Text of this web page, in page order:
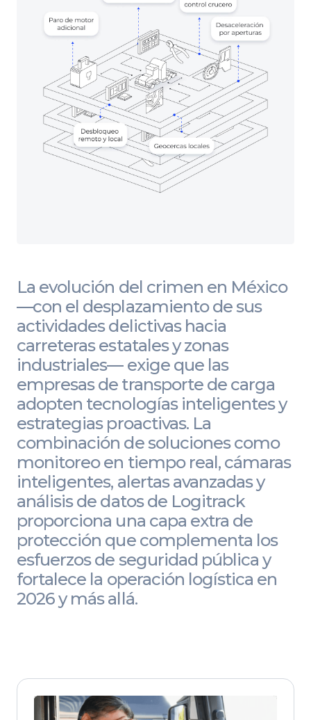
La evolución del crimen en México
—con el desplazamiento de sus
actividades delictivas hacia
carreteras estatales y zonas
industriales— exige que las
empresas de transporte de carga
adopten tecnologías inteligentes y
estrategias proactivas. La
combinación de soluciones como
monitoreo en tiempo real, cámaras
inteligentes, alertas avanzadas y
análisis de datos de Logitrack
proporciona una capa extra de
protección que complementa los
esfuerzos de seguridad pública y
fortalece la operación logística en
2026 y más allá.